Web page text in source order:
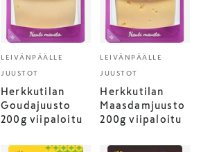
LEIVÄNPÄÄLLE
JUUSTOT
Herkkutilan
Goudajuusto
200g viipaloitu
LEIVÄNPÄÄLLE
JUUSTOT
Herkkutilan
Maasdamjuusto
200g viipaloitu